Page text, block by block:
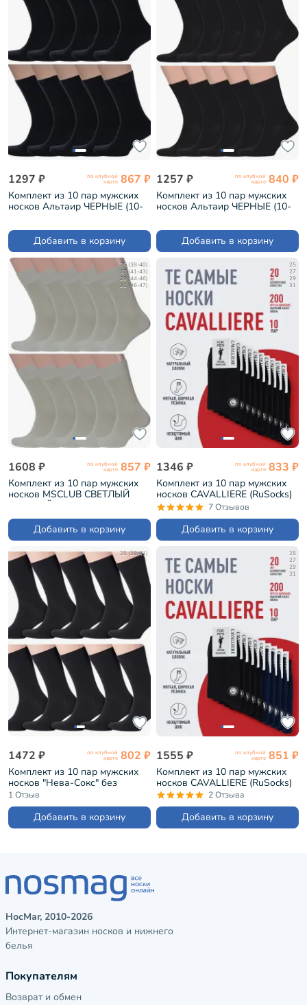
1297 ₽ по клубной
карте 867 ₽
Комплект из 10 пар мужских
носков Альтаир ЧЕРНЫЕ (10-
Добавить в корзину
1257 ₽ по клубной
карте 840 ₽
Комплект из 10 пар мужских
носков Альтаир ЧЕРНЫЕ (10-
Добавить в корзину
25 (38-40)
27 (41-43)
29 (44-46)
31 (46-47)
1608 ₽ по клубной
карте 857 ₽
Комплект из 10 пар мужских
носков MSCLUB СВЕТЛЫЙ
Добавить в корзину
25
27
29
31
1346 ₽ по клубной
карте 833 ₽
Комплект из 10 пар мужских
носков CAVALLIERE (RuSocks)
ЧЕРНЫЕ (С-330/1-10)
7 Отзывов
Добавить в корзину
25 (39-41)
1472 ₽ по клубной
карте 802 ₽
Комплект из 10 пар мужских
носков "Нева-Сокс" без
фабричных этикеток ЧЕРНЫЕ
(10В-121)
1 Отзыв
Добавить в корзину
25
27
29
31
1555 ₽ по клубной
карте 851 ₽
Комплект из 10 пар мужских
носков CAVALLIERE (RuSocks)
микс 2 (С-330/1-10)
2 Отзыва
Добавить в корзину
НосМаг, 2010-2026
Интернет-магазин носков и нижнего
белья
Покупателям
Возврат и обмен